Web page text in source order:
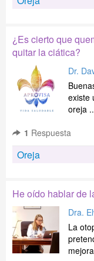
¿Es cierto que
quitar la ciática?
Dr.
existe
oreja
1 Respuesta
Oreja
He oído hablar de
Dra.
La